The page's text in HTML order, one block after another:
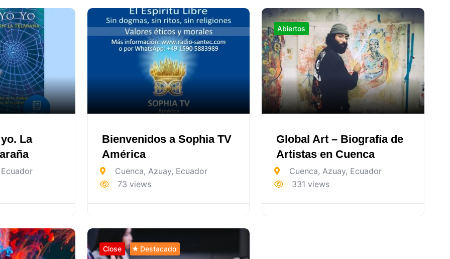
La
Ecuador
Bienvenidos a Sophia TV
América
Cuenca, Azuay, Ecuador
73 views
Abiertos
Global Art – Biografía de
Artistas en Cuenca
Cuenca, Azuay, Ecuador
331 views
Close Destacado